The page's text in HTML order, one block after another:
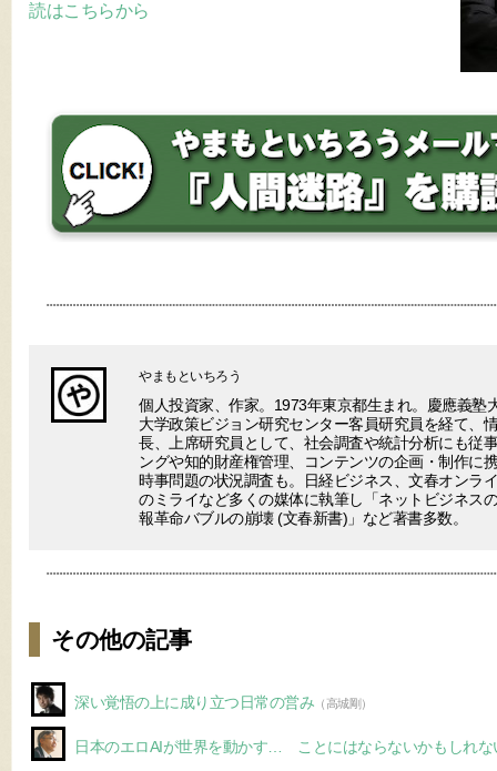
読はこちらから
やまもといちろう
個人投資家、作家。1973年東京都生まれ。慶應義塾
大学政策ビジョン研究センター客員研究員を経て、
長、上席研究員として、社会調査や統計分析にも従
ングや知的財産権管理、コンテンツの企画・制作に
時事問題の状況調査も。日経ビジネス、文春オンラ
のミライなど多くの媒体に執筆し「ネットビジネス
報革命バブルの崩壊 (文春新書)」など著書多数。
その他の記事
深い覚悟の上に成り立つ日常の営み （高城剛）
日本のエロAIが世界を動かす… ことにはならないかもしれな